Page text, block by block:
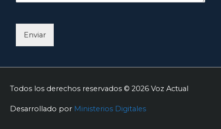
Enviar
Todos los derechos reservados © 2026 Voz Actual
Desarrollado por Ministerios Digitales